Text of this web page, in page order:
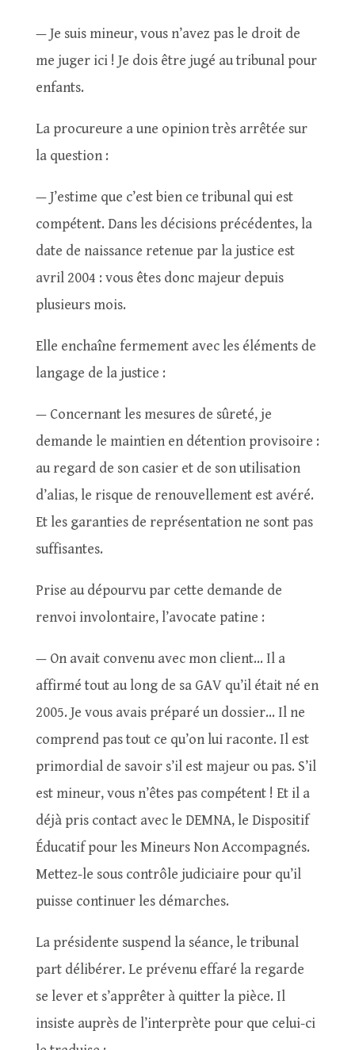
— Je suis mineur, vous n’avez pas le droit de
me juger ici ! Je dois être jugé au tribunal pour
enfants.
La procureure a une opinion très arrêtée sur
la question :
— J’estime que c’est bien ce tribunal qui est
compétent. Dans les décisions précédentes, la
date de naissance retenue par la justice est
avril 2004 : vous êtes donc majeur depuis
plusieurs mois.
Elle enchaîne fermement avec les éléments de
langage de la justice :
— Concernant les mesures de sûreté, je
demande le maintien en détention provisoire :
au regard de son casier et de son utilisation
d’alias, le risque de renouvellement est avéré.
Et les garanties de représentation ne sont pas
suffisantes.
Prise au dépourvu par cette demande de
renvoi involontaire, l’avocate patine :
— On avait convenu avec mon client… Il a
affirmé tout au long de sa GAV qu’il était né en
2005. Je vous avais préparé un dossier… Il ne
comprend pas tout ce qu’on lui raconte. Il est
primordial de savoir s’il est majeur ou pas. S’il
est mineur, vous n’êtes pas compétent ! Et il a
déjà pris contact avec le DEMNA, le Dispositif
Éducatif pour les Mineurs Non Accompagnés.
Mettez-le sous contrôle judiciaire pour qu’il
puisse continuer les démarches.
La présidente suspend la séance, le tribunal
part délibérer. Le prévenu effaré la regarde
se lever et s’apprêter à quitter la pièce. Il
insiste auprès de l’interprète pour que celui-ci